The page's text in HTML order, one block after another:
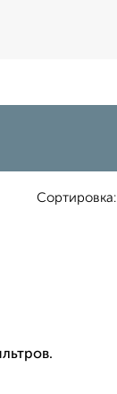
Сортировка: